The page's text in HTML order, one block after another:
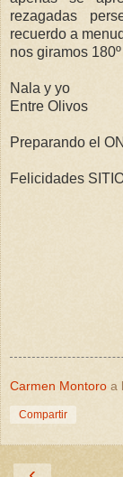
rezagadas
recuerdo a
nos giramos
Nala y yo
Entre Olivos
Preparando el
Felicidades
Carmen Montoro a
Compartir